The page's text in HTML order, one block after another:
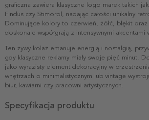
graficzna zawiera klasyczne logo marek takich
Findus czy Stimorol, nadając całości unikalny
Dominujące kolory to czerwień, żółć, błękit
doskonale współgrają z intensywnymi akcentami
Ten żywy kolaż emanuje energią i nostalgią,
gdy klasyczne reklamy miały swoje pięć minut.
jako wyrazisty element dekoracyjny w
wnętrzach o minimalistycznym lub vintage
biur, kawiarni czy pracowni artystycznych.
Specyfikacja produktu